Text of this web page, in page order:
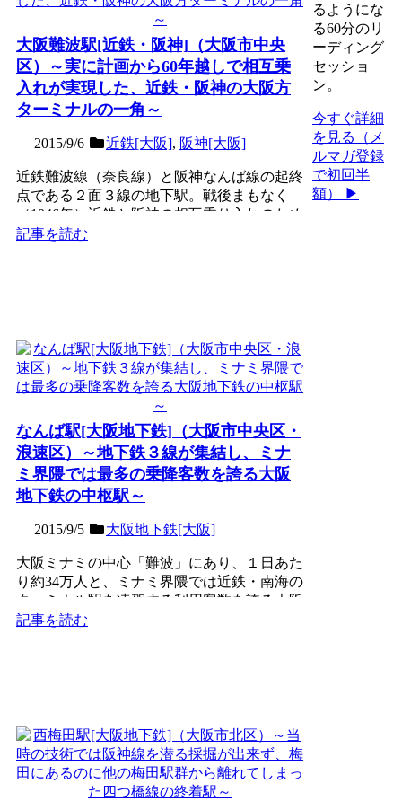
大阪難波駅[近鉄・阪神]（大阪市中央
区）～実に計画から60年越しで相互乗
入れが実現した、近鉄・阪神の大阪方
ターミナルの一角～
2015/9/6 近鉄[大阪], 阪神[大阪]
近鉄難波線（奈良線）と阪神なんば線の起終
点である２面３線の地下駅。戦後まもなく
（1946年）近鉄と阪神の相互乗り入れのため
の路線として計画さ...
記事を読む
なんば駅[大阪地下鉄]（大阪市中央区・
浪速区）～地下鉄３線が集結し、ミナ
ミ界隈では最多の乗降客数を誇る大阪
地下鉄の中枢駅～
2015/9/5 大阪地下鉄[大阪]
大阪ミナミの中心「難波」にあり、１日あた
り約34万人と、ミナミ界隈では近鉄・南海の
ターミナル駅を凌駕する利用客数を誇る大阪
地下鉄の中枢駅。御...
記事を読む
るようにな
る60分のリ
ーディング
セッショ
ン。
今すぐ詳細
を見る（メ
ルマガ登録
で初回半
額） ▶